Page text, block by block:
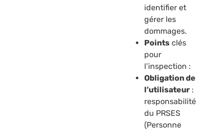
identifier et
gérer les
dommages.
Points clés
pour
l’inspection :
Obligation de
l’utilisateur :
responsabilité
du PRSES
(Personne